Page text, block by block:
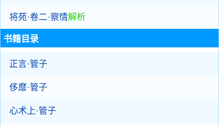
将苑·卷二·察情解析
书籍目录
正言·管子
侈靡·管子
心术上·管子